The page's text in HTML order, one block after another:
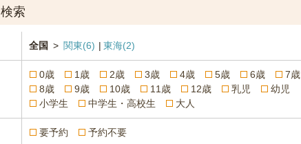
索
全国 > 関東(6) 東海(2)
0歳 1歳 2歳 3歳 4歳 5歳 6歳
7歳
8歳
9歳 10歳 11歳 12歳 乳児
幼児
小学生
中学生・高校生 大人
要予約 予約不要